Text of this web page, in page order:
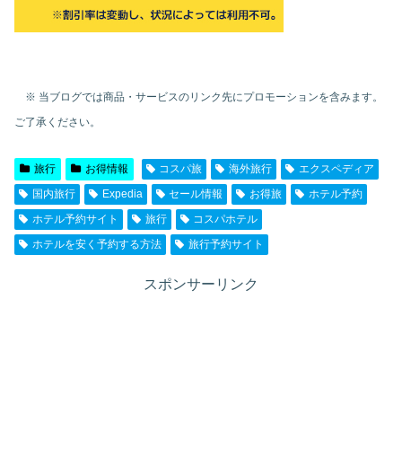
※ 当ブログでは商品・サービスのリンク先にプロモーションを含みます。
ご了承ください。
旅行 お得情報 コスパ旅 海外旅行
エクスペディア
国内旅行
Expedia セール情報 お得旅
ホテル予約
ホテル予約サイト
旅行
コスパホテル
ホテルを安く予約する方法
旅行予約サイト
スポンサーリンク